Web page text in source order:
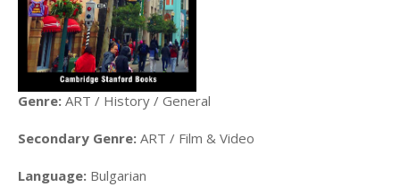
Genre: ART / History / General
Secondary Genre: ART / Film & Video
Language: Bulgarian